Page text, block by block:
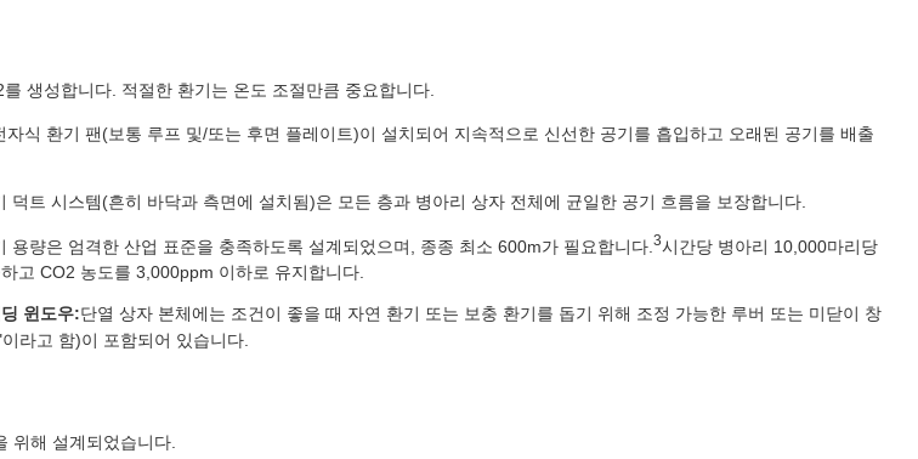
생성합니다. 적절한 환기는 온도 조절만큼 중요합니다.
자식 환기 팬(보통 루프 및/또는 후면 플레이트)이 설치되어 지속적으로 신선한 공기를 흡입하고 오래된 공기를 배출
덕트 시스템(흔히 바닥과 측면에 설치됨)은 모든 층과 병아리 상자 전체에 균일한 공기 흐름을 보장합니다.
용량은 엄격한 산업 표준을 충족하도록 설계되었으며, 종종 최소 600m가 필요합니다. 3시간당 병아리 10,000마리당
고 CO2 농도를 3,000ppm 이하로 유지합니다.
윈도우:단열 상자 본체에는 조건이 좋을 때 자연 환기 또는 보충 환기를 돕기 위해 조정 가능한 루버 또는 미닫이 창
라고 함)이 포함되어 있습니다.
위해 설계되었습니다.